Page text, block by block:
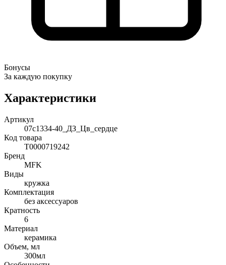
Бонусы
За каждую покупку
Характеристики
Артикул
07c1334-40_ДЗ_Цв_сердце
Код товара
Т0000719242
Бренд
MFK
Виды
кружка
Комплектация
без аксессуаров
Кратность
6
Материал
керамика
Объем, мл
300мл